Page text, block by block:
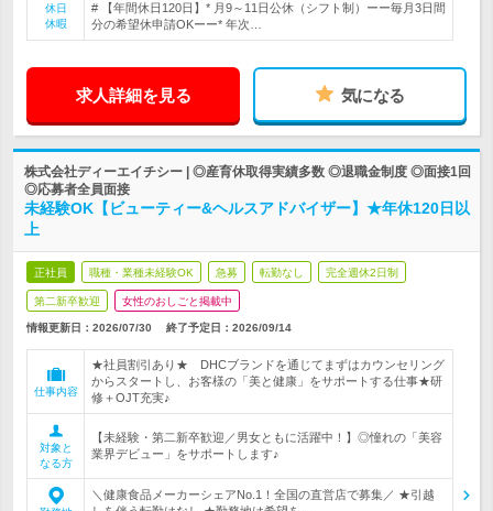
休日
休暇
# 【年間休日120日】* 月9～11日公休（シフト制）ーー毎月3日間
分の希望休申請OKーー* 年次…
求人詳細を見る 気になる
株式会社ディーエイチシー | ◎産育休取得実績多数 ◎退職金制度 ◎面接1回
◎応募者全員面接
未経験OK【ビューティー&ヘルスアドバイザー】★年休120日以
上
正社員 職種・業種未経験OK 急募 転勤なし 完全週休2日制
第二新卒歓迎 女性のおしごと掲載中
情報更新日：2026/07/30 終了予定日： 2026/09/14
仕事内容
★社員割引あり★ DHCブランドを通じてまずはカウンセリング
からスタートし、お客様の「美と健康」をサポートする仕事★研
修＋OJT充実♪
対象と
なる方
【未経験・第二新卒歓迎／男女ともに活躍中！】◎憧れの「美容
業界デビュー」をサポートします♪
＼健康食品メーカーシェアNo.1！全国の直営店で募集／ ★引越